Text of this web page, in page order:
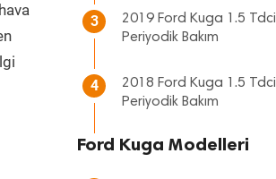
3
2019 Ford Kuga 1.5 Tdci
Periyodik Bakım
4
2018 Ford Kuga 1.5 Tdci
Periyodik Bakım
Ford Kuga Modelleri